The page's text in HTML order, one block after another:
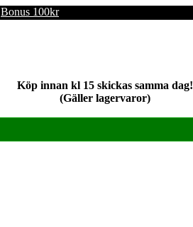
Bonus 100kr
Köp innan kl 15 skickas samma dag!
(Gäller lagervaror)